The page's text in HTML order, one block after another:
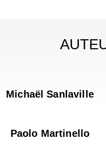
Michaël Sanlaville
Paolo Martinello